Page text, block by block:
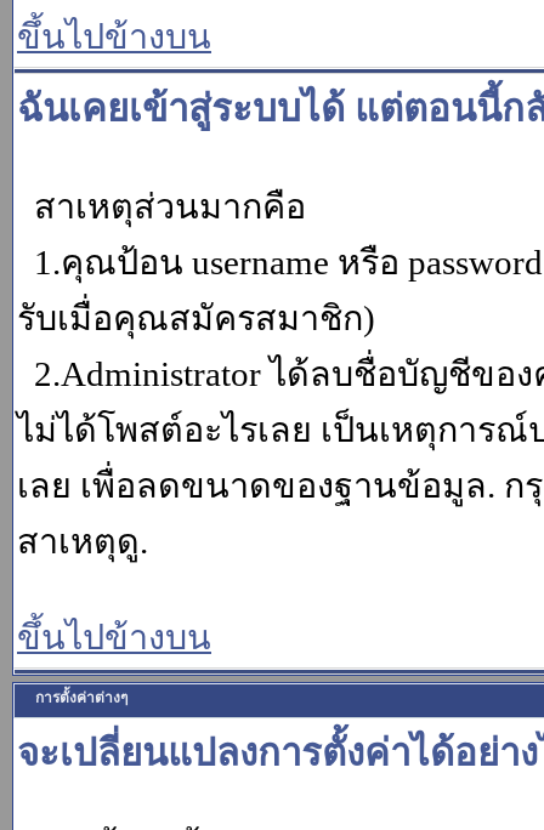
ขึ้นไปข้างบน
ฉันเคยเข้าสู่ระบบได้ แต่ตอนนี้ก
สาเหตุส่วนมากคือ
1.คุณป้อน username หรือ
รับเมื่อคุณสมัครสมาชิก)
2.Administrator ได้ลบชื่อบัญชีขอ
ไม่ได้โพสต์อะไรเลย เป็นเหตุการ
เลย เพื่อลดขนาดของฐานข้อมูล.
สาเหตุดู.
ขึ้นไปข้างบน
การตั้งค่าต่างๆ
จะเปลี่ยนแปลงการตั้งค่าได้อย่าง